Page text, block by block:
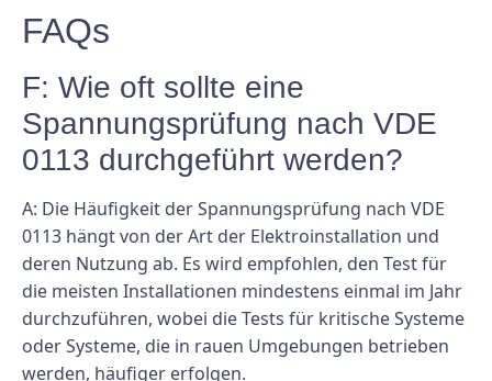
FAQs
F: Wie oft sollte eine
Spannungsprüfung nach VDE
0113 durchgeführt werden?
A: Die Häufigkeit der Spannungsprüfung nach VDE
0113 hängt von der Art der Elektroinstallation und
deren Nutzung ab. Es wird empfohlen, den Test für
die meisten Installationen mindestens einmal im Jahr
durchzuführen, wobei die Tests für kritische Systeme
oder Systeme, die in rauen Umgebungen betrieben
werden, häufiger erfolgen.